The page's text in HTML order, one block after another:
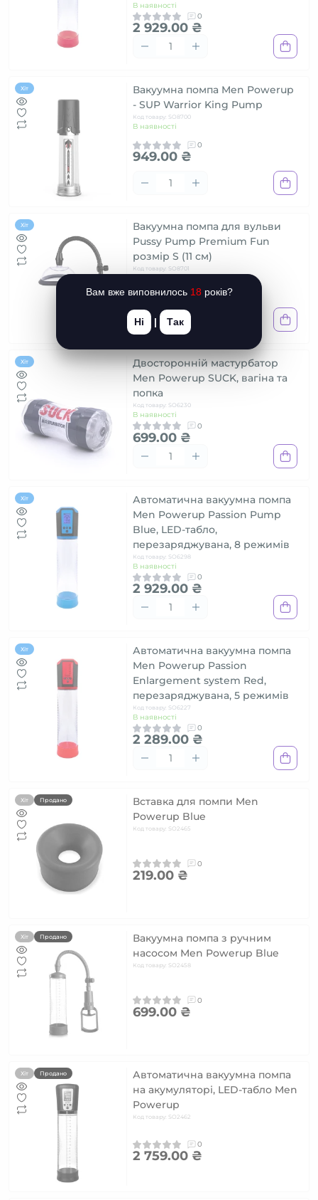
В наявності
0
2 929.00 ₴
Хіт
Вакуумна помпа Men Powerup
- SUP Warrior King Pump
Код товару: SO8700
В наявності
0
949.00 ₴
Хіт
Вакуумна помпа для вульви
Pussy Pump Premium Fun
розмір S (11 см)
Код товару: SO8701
0
589.00 ₴
Хіт
Двосторонній мастурбатор
Men Powerup SUCK, вагіна та
попка
Код товару: SO6230
В наявності
0
699.00 ₴
Хіт
Автоматична вакуумна помпа
Men Powerup Passion Pump
Blue, LED-табло,
перезаряджувана, 8 режимів
Код товару: SO6298
В наявності
0
2 929.00 ₴
Хіт
Автоматична вакуумна помпа
Men Powerup Passion
Enlargement system Red,
перезаряджувана, 5 режимів
Код товару: SO6227
В наявності
0
2 289.00 ₴
Хіт Продано
Вставка для помпи Men
Powerup Blue
Код товару: SO2465
0
219.00 ₴
Хіт Продано
Вакуумна помпа з ручним
насосом Men Powerup Blue
Код товару: SO2458
0
699.00 ₴
Хіт Продано
Автоматична вакуумна помпа
на акумуляторі, LED-табло Men
Powerup
Код товару: SO2462
0
2 759.00 ₴
Вам вже виповнилось 18 років?
Ні | Так